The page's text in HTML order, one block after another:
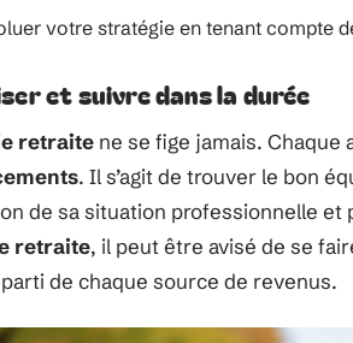
votre stratégie en tenant compte
et suivre dans la durée
retraite ne se fige jamais.
. Il s’agit de trouver le bon
de sa situation professionnelle
retraite, il peut être avisé de se
de chaque source de revenus.